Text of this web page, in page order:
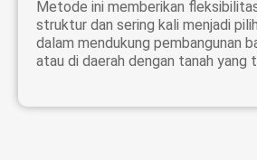
Metode ini memberikan
struktur dan sering kali menjadi
dalam mendukung pembangunan
atau di daerah dengan tanah yang